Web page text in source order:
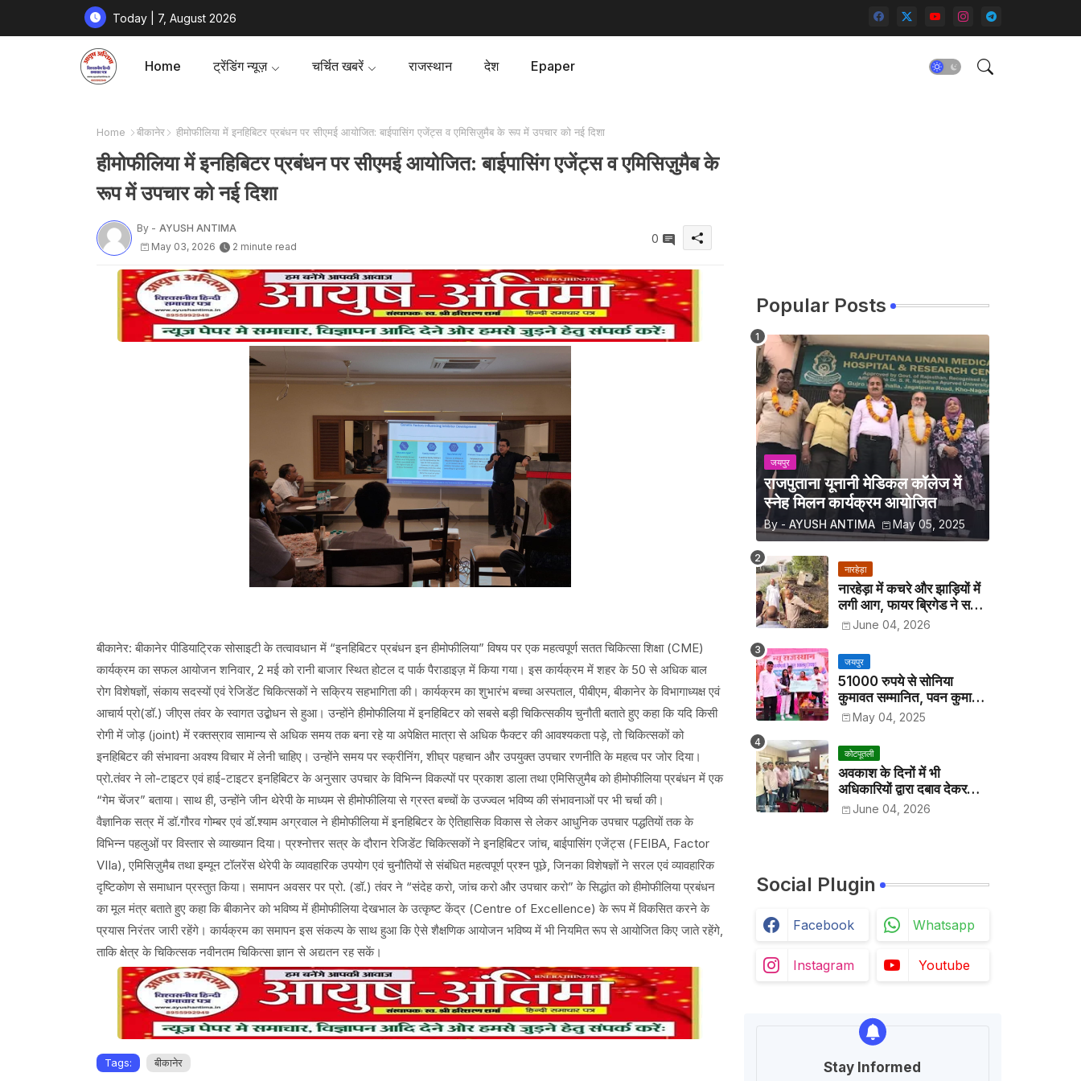
Today | 7, August 2026
Home ट्रेंडिंग न्यूज़ चर्चित खबरें राजस्थान देश Epaper
Home बीकानेर हीमोफीलिया में इनहिबिटर प्रबंधन पर सीएमई आयोजित: बाईपासिंग एजेंट्स व एमिसिज़ुमैब के रूप में उपचार को नई दिशा
हीमोफीलिया में इनहिबिटर प्रबंधन पर सीएमई आयोजित: बाईपासिंग एजेंट्स व एमिसिज़ुमैब के
रूप में उपचार को नई दिशा
By - AYUSH ANTIMA
May 03, 2026
2 minute read
0
बीकानेर: बीकानेर पीडियाट्रिक सोसाइटी के तत्वावधान में “इनहिबिटर प्रबंधन इन हीमोफीलिया” विषय पर एक महत्वपूर्ण सतत चिकित्सा शिक्षा (CME)
कार्यक्रम का सफल आयोजन शनिवार, 2 मई को रानी बाजार स्थित होटल द पार्क पैराडाइज़ में किया गया। इस कार्यक्रम में शहर के 50 से अधिक बाल
रोग विशेषज्ञों, संकाय सदस्यों एवं रेजिडेंट चिकित्सकों ने सक्रिय सहभागिता की। कार्यक्रम का शुभारंभ बच्चा अस्पताल, पीबीएम, बीकानेर के विभागाध्यक्ष एवं
आचार्य प्रो(डॉ.) जीएस तंवर के स्वागत उद्बोधन से हुआ। उन्होंने हीमोफीलिया में इनहिबिटर को सबसे बड़ी चिकित्सकीय चुनौती बताते हुए कहा कि यदि किसी
रोगी में जोड़ (joint) में रक्तस्राव सामान्य से अधिक समय तक बना रहे या अपेक्षित मात्रा से अधिक फैक्टर की आवश्यकता पड़े, तो चिकित्सकों को
इनहिबिटर की संभावना अवश्य विचार में लेनी चाहिए। उन्होंने समय पर स्क्रीनिंग, शीघ्र पहचान और उपयुक्त उपचार रणनीति के महत्व पर जोर दिया।
प्रो.तंवर ने लो-टाइटर एवं हाई-टाइटर इनहिबिटर के अनुसार उपचार के विभिन्न विकल्पों पर प्रकाश डाला तथा एमिसिज़ुमैब को हीमोफीलिया प्रबंधन में एक
“गेम चेंजर” बताया। साथ ही, उन्होंने जीन थेरेपी के माध्यम से हीमोफीलिया से ग्रस्त बच्चों के उज्ज्वल भविष्य की संभावनाओं पर भी चर्चा की।
वैज्ञानिक सत्र में डॉ.गौरव गोम्बर एवं डॉ.श्याम अग्रवाल ने हीमोफीलिया में इनहिबिटर के ऐतिहासिक विकास से लेकर आधुनिक उपचार पद्धतियों तक के
विभिन्न पहलुओं पर विस्तार से व्याख्यान दिया। प्रश्नोत्तर सत्र के दौरान रेजिडेंट चिकित्सकों ने इनहिबिटर जांच, बाईपासिंग एजेंट्स (FEIBA, Factor
VIIa), एमिसिज़ुमैब तथा इम्यून टॉलरेंस थेरेपी के व्यावहारिक उपयोग एवं चुनौतियों से संबंधित महत्वपूर्ण प्रश्न पूछे, जिनका विशेषज्ञों ने सरल एवं व्यावहारिक
दृष्टिकोण से समाधान प्रस्तुत किया। समापन अवसर पर प्रो. (डॉ.) तंवर ने “संदेह करो, जांच करो और उपचार करो” के सिद्धांत को हीमोफीलिया प्रबंधन
का मूल मंत्र बताते हुए कहा कि बीकानेर को भविष्य में हीमोफीलिया देखभाल के उत्कृष्ट केंद्र (Centre of Excellence) के रूप में विकसित करने के
प्रयास निरंतर जारी रहेंगे। कार्यक्रम का समापन इस संकल्प के साथ हुआ कि ऐसे शैक्षणिक आयोजन भविष्य में भी नियमित रूप से आयोजित किए जाते रहेंगे,
ताकि क्षेत्र के चिकित्सक नवीनतम चिकित्सा ज्ञान से अद्यतन रह सकें।
Tags: बीकानेर
Popular Posts
जयपुर
राजपुताना यूनानी मेडिकल कॉलेज में
स्नेह मिलन कार्यक्रम आयोजित
By - AYUSH ANTIMA May 05, 2025
नारहेड़ा
नारहेड़ा में कचरे और झाड़ियों में
लगी आग, फायर ब्रिगेड ने समय
रहते पाया काबू
June 04, 2026
जयपुर
51000 रुपये से सोनिया
कुमावत सम्मानित, पवन कुमावत
व अन्य छात्रों को मिला लैपटॉप
May 04, 2025
कोटपूतली
अवकाश के दिनों में भी
अधिकारियों द्वारा दबाव देकर
अवकाश निरस्त करके काम
June 04, 2026
Social Plugin
Facebook Whatsapp
Instagram Youtube
Stay Informed